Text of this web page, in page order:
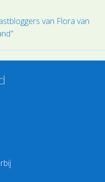
van Flora van